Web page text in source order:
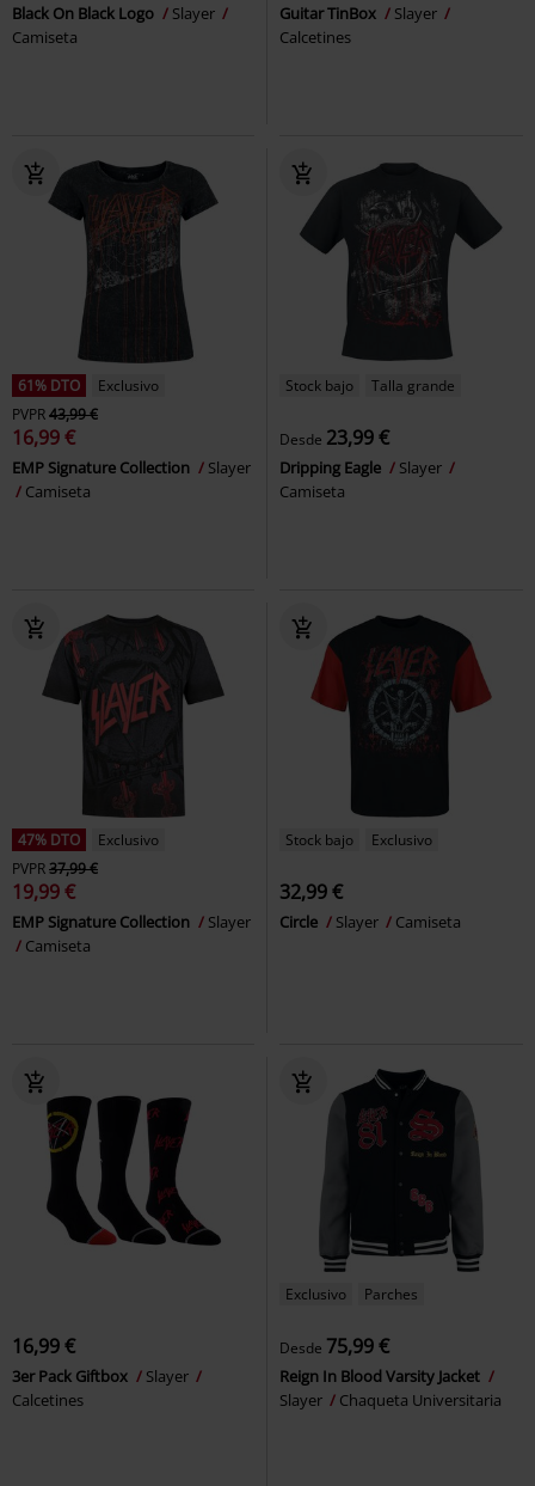
Black On Black Logo
Slayer
Camiseta
Guitar TinBox
Slayer
Calcetines
61% DTO
Exclusivo
PVPR43,99 €
16,99 €
EMP Signature Collection
Slayer
Camiseta
Stock bajo Talla grande
Desde 23,99 €
Dripping Eagle
Slayer
Camiseta
47% DTO
Exclusivo
PVPR37,99 €
19,99 €
EMP Signature Collection
Slayer
Camiseta
Stock bajo Exclusivo
32,99 €
Circle Slayer Camiseta
16,99 €
3er Pack Giftbox
Slayer
Calcetines
Exclusivo Parches
Desde 75,99 €
Reign In Blood Varsity Jacket
Slayer
Chaqueta Universitaria